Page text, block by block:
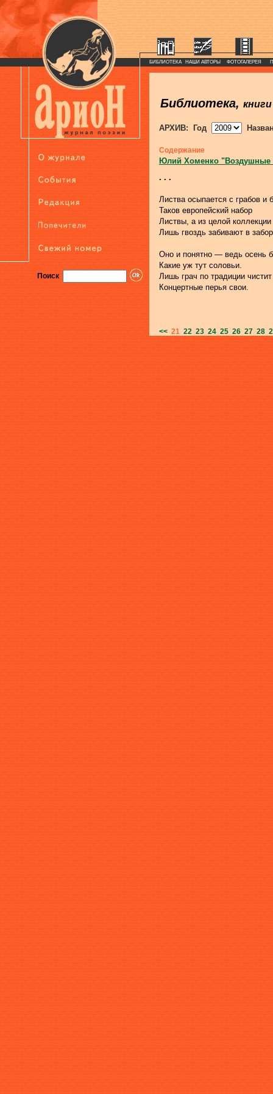
Поиск
БИБЛИОТЕКА НАШИ АВТОРЫ ФОТОГАЛЕРЕЯ
Библиотека, книги
АРХИВ: Год
Содержание
Юлий Хоменко
. . .
Листва осыпается с грабов и
Таков европейский набор
Листвы, а из целой коллекции
Лишь гвоздь забивают в
Оно и понятно — ведь осень
Какие уж тут соловьи.
Лишь грач по традиции
Концертные перья свои.
<< 21 22 23 24 25 26 27 28